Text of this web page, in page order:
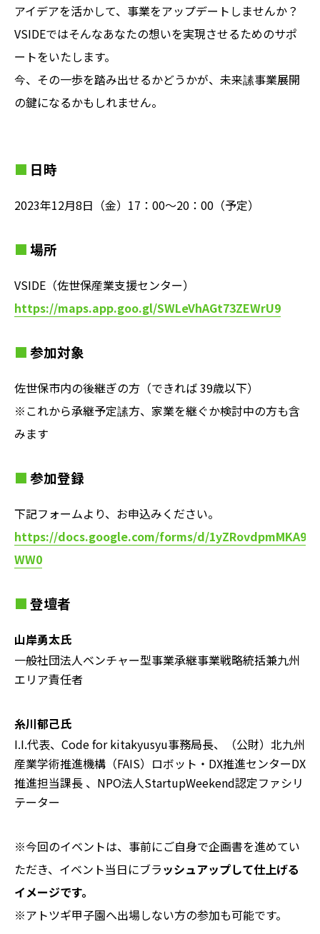
アイデアを活かして、事業をアップデートしませんか？
VSIDEではそんなあなたの想いを実現させるためのサポ
ートをいたします。
今、その一歩を踏み出せるかどうかが、未来䛾事業展開
の鍵になるかもしれません。
日時
2023年12月8日（金）17：00～20：00（予定）
場所
VSIDE（佐世保産業支援センター）
https://maps.app.goo.gl/SWLeVhAGt73ZEWrU9
参加対象
佐世保市内の後継ぎの方（できれば 39歳以下）
※これから承継予定䛾方、家業を継ぐか検討中の方も含
みます
参加登録
下記フォームより、お申込みください。
https://docs.google.com/forms/d/
WW0
登壇者
山岸勇太氏
一般社団法人ベンチャー型事業承継事業戦略統括兼九州
エリア責任者
糸川郁己氏
I.I.代表、Code for kitakyusyu事務局長、（公財）北九州
産業学術推進機構（FAIS）ロボット・DX推進センターDX
推進担当課長 、NPO法人StartupWeekend認定ファシリ
テーター
※今回のイベントは、事前にご自身で企画書を進めてい
ただき、イベント当日にブラッシュアップして仕上げる
イメージです。
※アトツギ甲子園へ出場しない方の参加も可能です。